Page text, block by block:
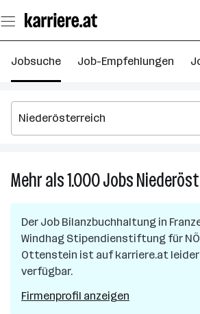
Seiteninhalt
springen
Jobsuche Job-Empfehlungen
Mehr als 1.000Jobs
Der Job Bilanzbuchhaltung in
Windhag Stipendienstiftung für
Ottenstein ist auf karriere.at
verfügbar.
Firmenprofil anzeigen